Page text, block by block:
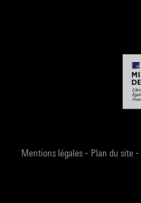
Mentions légales- Plan du site-